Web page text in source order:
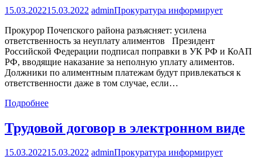
15.03.202215.03.2022 adminПрокуратура информирует
Прокурор Почепского района разъясняет: усилена
ответственность за неуплату алиментов Президент
Российской Федерации подписал поправки в УК РФ и КоАП
РФ, вводящие наказание за неполную уплату алиментов.
Должники по алиментным платежам будут привлекаться к
ответственности даже в том случае, если…
Подробнее
Трудовой договор в электронном виде
15.03.202215.03.2022 adminПрокуратура информирует